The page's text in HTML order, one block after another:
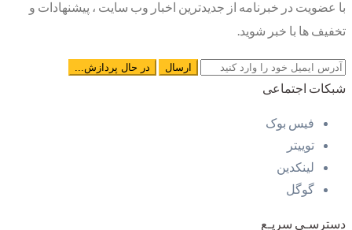
با عضویت در خبرنامه از جدیدترین اخبار وب سایت ، پیشنهادات و
تخفیف ها با خبر شوید.
شبکات اجتماعی
فیس بوک
توییتر
لینکدین
گوگل
دسترسـی سریـع